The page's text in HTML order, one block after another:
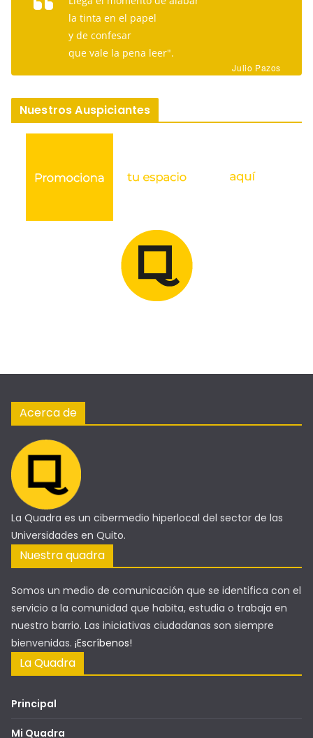
la tinta en el papel
y de confesar
que vale la pena leer".
Julio Pazos
Nuestros Auspiciantes
Acerca de
La Quadra es un cibermedio hiperlocal del sector de las
Universidades en Quito.
Nuestra quadra
Somos un medio de comunicación que se identifica con el
servicio a la comunidad que habita, estudia o trabaja en
nuestro barrio. Las iniciativas ciudadanas son siempre
bienvenidas. ¡Escríbenos!
La Quadra
Principal
Mi Quadra